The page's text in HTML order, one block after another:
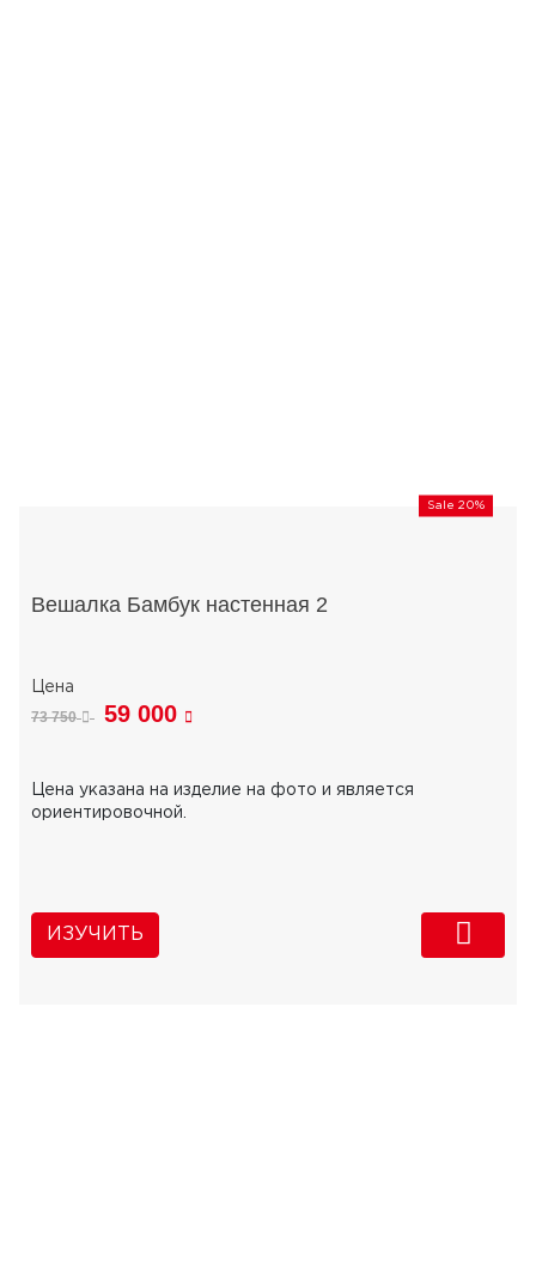
Sale 20%
Вешалка Бамбук настенная 2
73 750 59 000
Цена указана на изделие на фото и является
ориентировочной.
ИЗУЧИТЬ